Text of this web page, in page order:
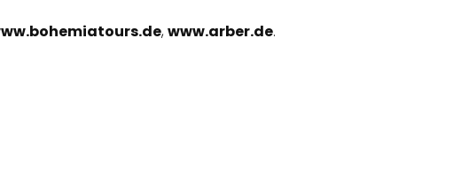
,www.arber.de.